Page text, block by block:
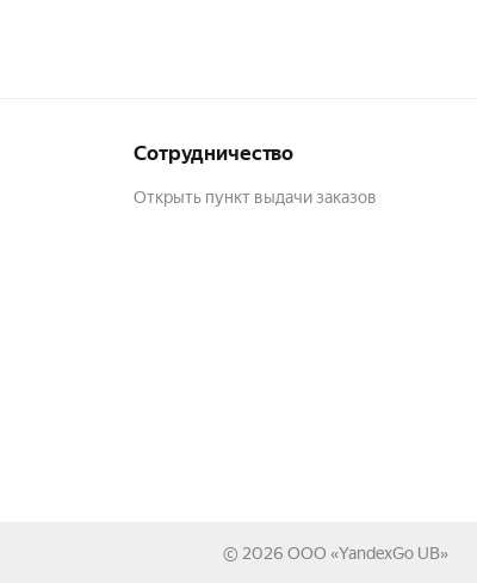
Сотрудничество
Открыть пункт выдачи заказов
© 2026 ООО «YandexGo UB»